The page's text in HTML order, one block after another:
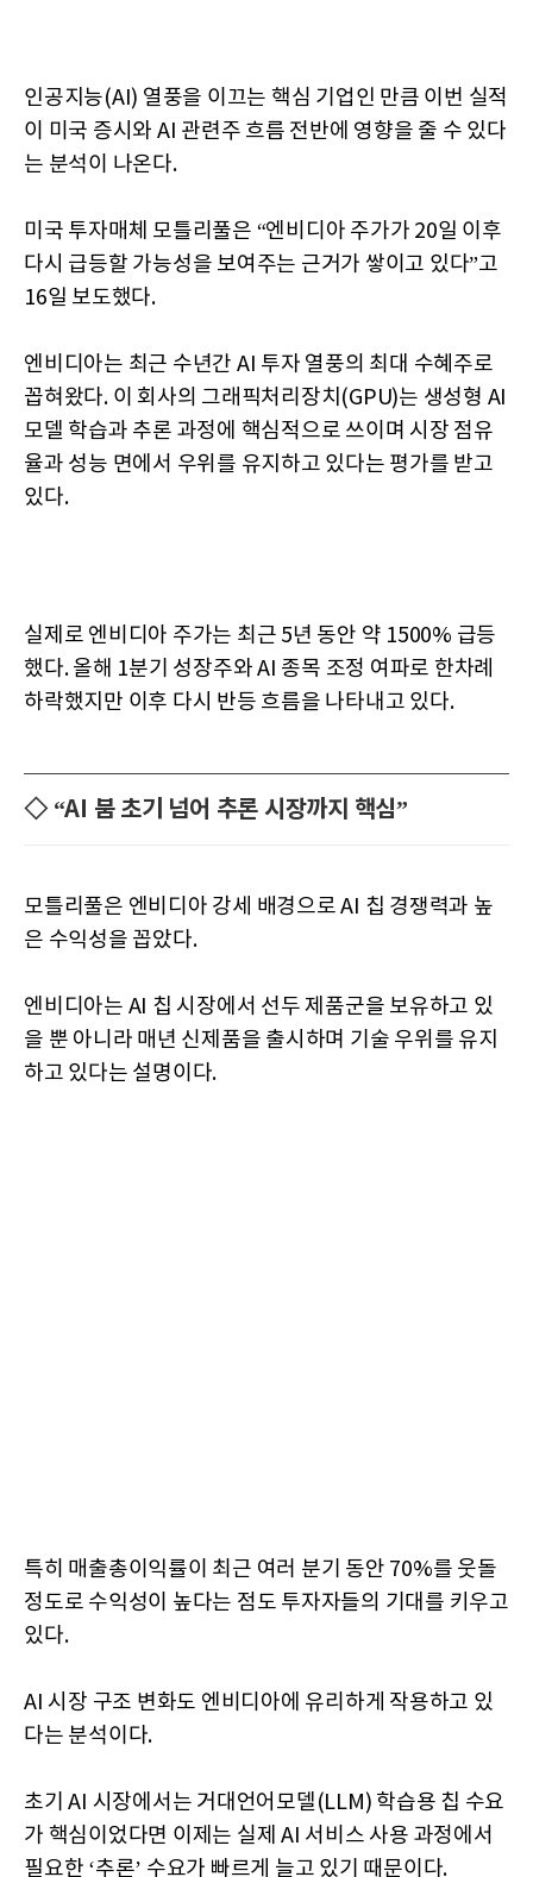
인공지능(AI) 열풍을 이끄는 핵심 기업인 만큼 이번 실적
이 미국 증시와 AI 관련주 흐름 전반에 영향을 줄 수 있다
는 분석이 나온다.
미국 투자매체 모틀리풀은 “엔비디아 주가가 20일 이후
다시 급등할 가능성을 보여주는 근거가 쌓이고 있다”고
16일 보도했다.
엔비디아는 최근 수년간 AI 투자 열풍의 최대 수혜주로
꼽혀왔다. 이 회사의 그래픽처리장치(GPU)는 생성형 AI
모델 학습과 추론 과정에 핵심적으로 쓰이며 시장 점유
율과 성능 면에서 우위를 유지하고 있다는 평가를 받고
있다.
실제로 엔비디아 주가는 최근 5년 동안 약 1500% 급등
했다. 올해 1분기 성장주와 AI 종목 조정 여파로 한차례
하락했지만 이후 다시 반등 흐름을 나타내고 있다.
◇ “AI 붐 초기 넘어 추론 시장까지 핵심”
모틀리풀은 엔비디아 강세 배경으로 AI 칩 경쟁력과 높
은 수익성을 꼽았다.
엔비디아는 AI 칩 시장에서 선두 제품군을 보유하고 있
을 뿐 아니라 매년 신제품을 출시하며 기술 우위를 유지
하고 있다는 설명이다.
특히 매출총이익률이 최근 여러 분기 동안 70%를 웃돌
정도로 수익성이 높다는 점도 투자자들의 기대를 키우고
있다.
AI 시장 구조 변화도 엔비디아에 유리하게 작용하고 있
다는 분석이다.
초기 AI 시장에서는 거대언어모델(LLM) 학습용 칩 수요
가 핵심이었다면 이제는 실제 AI 서비스 사용 과정에서
필요한 ‘추론’ 수요가 빠르게 늘고 있기 때문이다.